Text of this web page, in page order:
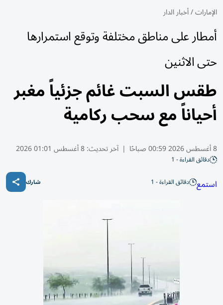
الإمارات/أخبار الدار
أمطار على مناطق مختلفة وتوقع استمرارها
حتى الاثنين
طقس السبت غائم جزئياً مغبر
أحياناً مع سحب ركامية
8 أغسطس 2026 00:59 صباحًا | آخر تحديث:8 أغسطس 01:01 2026
دقائق القراءة - 1
استمع دقائق القراءة - 1 شارك